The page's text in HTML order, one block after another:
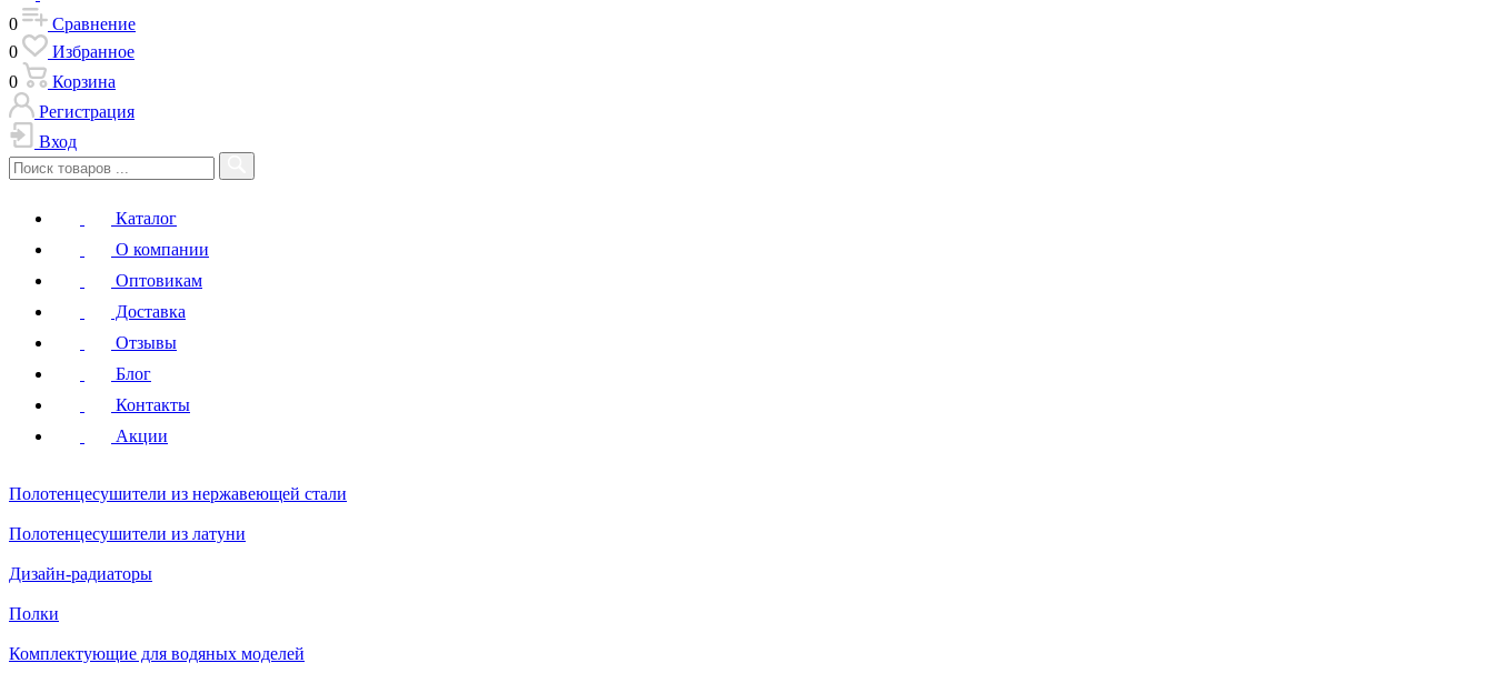
0
Сравнение
0
Избранное
0
Корзина
Регистрация
Вход
Каталог
О компании
Оптовикам
Доставка
Отзывы
Блог
Контакты
Акции
Полотенцесушители из нержавеющей стали
Полотенцесушители из латуни
Дизайн-радиаторы
Полки
Комплектующие для водяных моделей